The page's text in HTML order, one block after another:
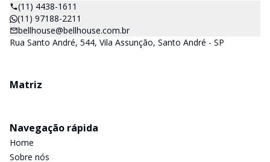
(11) 4438-1611
(11) 97188-2211
bellhouse@bellhouse.com.br
Rua Santo André, 544, Vila Assunção, Santo André - SP
Matriz
Navegação rápida
Home
Sobre nós